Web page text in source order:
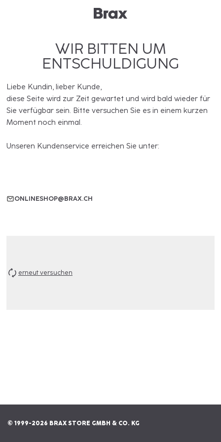
WIR BITTEN UM
ENTSCHULDIGUNG
Liebe Kundin, lieber Kunde,
diese Seite wird zur Zeit gewartet und wird bald wieder für
Sie verfügbar sein. Bitte versuchen Sie es in einem kurzen
Moment noch einmal.
Unseren Kundenservice erreichen Sie unter:
ONLINESHOP@BRAX.CH
erneut versuchen
© 1999-2026 BRAX STORE GMBH & CO. KG